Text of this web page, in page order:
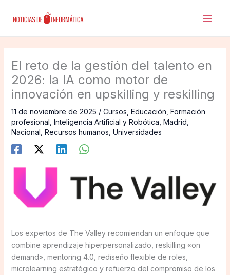
El reto de la gestión del talento en
2026: la IA como motor de
innovación en upskilling y reskilling
11 de noviembre de 2025 / Cursos Educación Formación
profesional Inteligencia Artificial y Robótica Madrid
Nacional Recursos humanos Universidades
Los expertos de The Valley recomiendan un enfoque que
combine aprendizaje hiperpersonalizado, reskilling «on
demand», mentoring 4.0, rediseño flexible de roles,
microlearning estratégico y refuerzo del compromiso de los